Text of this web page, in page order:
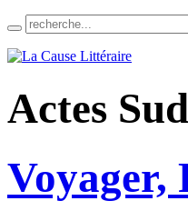
Actes Sud
Voyager,